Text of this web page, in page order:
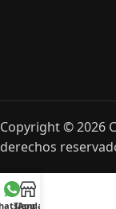
Copyright © 2026
derechos
Tienda